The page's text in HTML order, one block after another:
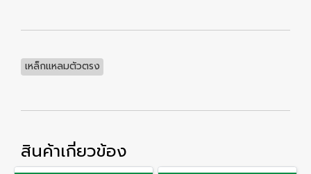
เหล็กแหลมตัวตรง
สินค้าเกี่ยวข้อง